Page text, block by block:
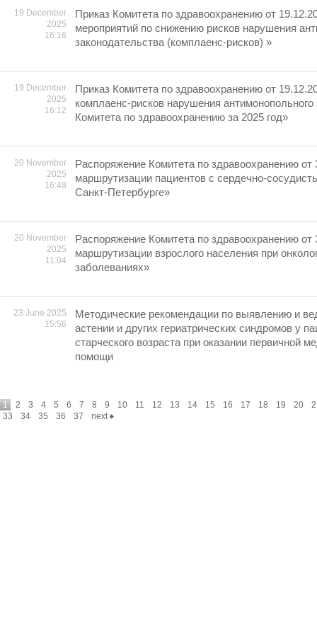
19 December
2025
16:16
Приказ Комитета по здравоохранению от
мероприятий по снижению рисков нарушения
законодательства (комплаенс-рисков) »
19 December
2025
16:12
Приказ Комитета по здравоохранению от
комплаенс-рисков нарушения антимонопольного
Комитета по здравоохранению за 2025 год»
20 November
2025
16:48
Распоряжение Комитета по здравоохранению
маршрутизации пациентов с сердечно-
Санкт-Петербурге»
20 November
2025
11:04
Распоряжение Комитета по здравоохранению
маршрутизации взрослого населения при
заболеваниях»
23 June 2025
15:56
Методические рекомендации по выявлению и
астении и других гериатрических синдромов у
старческого возраста при оказании первичной
помощи
1 2 3 4 5 6 7 8 9 10 11 12 13 14 15 16 17 18 19 20
33
34 35 36 37 next